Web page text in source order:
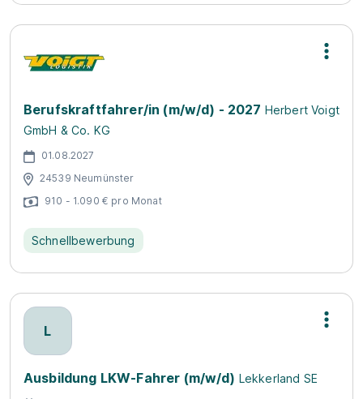
Berufskraftfahrer/in (m/w/d) - 2027 Herbert Voigt
GmbH & Co. KG
01.08.2027
24539 Neumünster
910 - 1.090 € pro Monat
Schnellbewerbung
L
Ausbildung LKW-Fahrer (m/w/d) Lekkerland SE